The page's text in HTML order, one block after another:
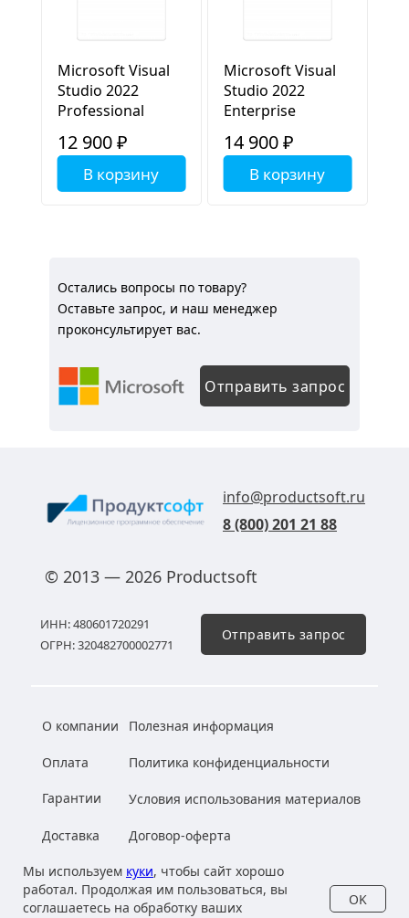
Microsoft Visual
Studio 2022
Professional
12 900 ₽
В корзину
Microsoft Visual
Studio 2022
Enterprise
14 900 ₽
В корзину
Остались вопросы по товару?
Оставьте запрос, и наш менеджер
проконсультирует вас.
Отправить запрос
Мы используем куки, чтобы сайт хорошо
работал. Продолжая им пользоваться, вы
соглашаетесь на обработку ваших
OK
8 (800) 201 21 88
info@productsoft.ru
Политика конфиденциальности
Договор-оферта
Файлы cookies
Условия использования материалов
Вакансии
Отправить запрос
© 2013 — 2026 Productsoft
ИНН: 480601720291
ОГРН: 320482700002771
О компании
Оплата
Гарантии
Доставка
Полезная информация